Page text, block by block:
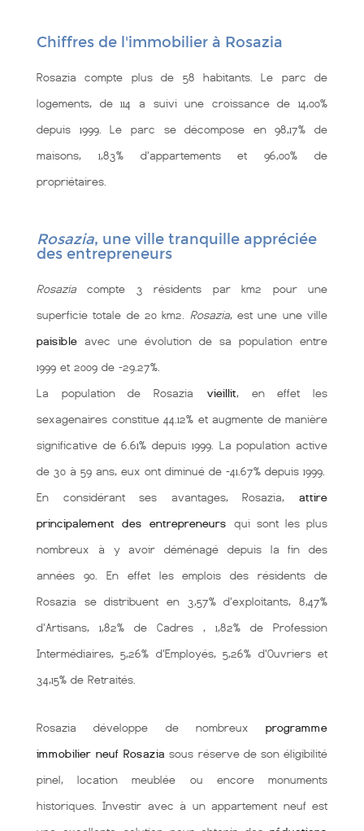
Chiffres de l'immobilier à Rosazia
Rosazia compte plus de 58 habitants. Le parc de
logements, de 114 a suivi une croissance de 14,00%
depuis 1999. Le parc se décompose en 98,17% de
maisons, 1,83% d'appartements et 96,00% de
propriétaires.
Rosazia, une ville tranquille appréciée
des entrepreneurs
Rosaziacompte 3 résidents par km2 pour une
superficie totale de 20 km2. Rosazia, est une une ville
paisible avec une évolution de sa population entre
1999 et 2009 de -29.27%.
La population de Rosazia vieillit, en effet les
sexagenaires constitue 44.12% et augmente de manière
significative de 6.61% depuis 1999. La population active
de 30 à 59 ans, eux ont diminué de -41.67% depuis 1999.
En considérant ses avantages, Rosazia, attire
principalement des entrepreneurs qui sont les plus
nombreux à y avoir déménagé depuis la fin des
années 90. En effet les emplois des résidents de
Rosazia se distribuent en 3,57% d'exploitants, 8,47%
d'Artisans, 1,82% de Cadres , 1,82% de Profession
Intermédiaires, 5,26% d'Employés, 5,26% d'Ouvriers et
34,15% de Retraités.
Rosazia développe de nombreux programme
immobilier neuf Rosazia sous réserve de son éligibilité
pinel, location meublée ou encore monuments
historiques. Investir avec à un appartement neuf est